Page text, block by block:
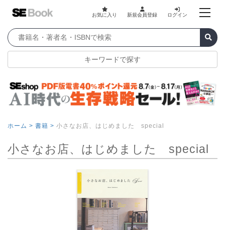
お気に入り 新規会員登録 ログイン
キーワードで探す
ホーム > 書籍 > 小さなお店、はじめました special
小さなお店、はじめました special